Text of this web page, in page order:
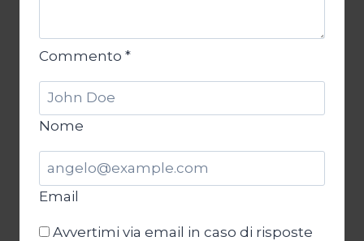
Commento *
Nome
Email
Avvertimi via email in caso di risposte